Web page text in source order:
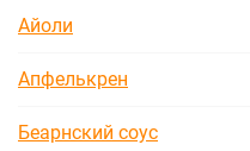
Айоли
Апфелькрен
Беарнский соус